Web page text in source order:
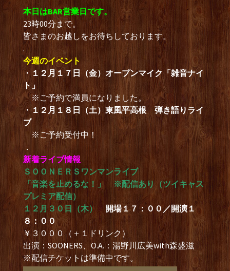
本日はBAR営業日です。
23時00分まで。
皆さまのお越しをお待ちしております。
.
今週のイベント
・１２月１７日（金）オープンマイク「雑音ナイ
ト」
※ご予約で満員になりました。
・１２月１８日（土）東風平高根 弾き語りライ
ブ
※ご予約受付中！
．
新着ライブ情報
ＳＯＯＮＥＲＳワンマンライブ
「音楽を止めるな！」 ※配信あり（ツイキャス
プレミア配信）
１２月３０日（木）
開場１７：００／開演１
８：００
￥３０００（＋１ドリンク）
出演：SOONERS、O.A.：湯野川広美with森盛滋
※配信チケットは準備中です。